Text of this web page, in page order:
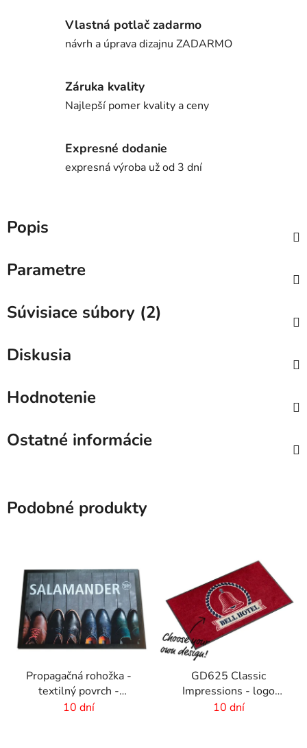
Vlastná potlač zadarmo
návrh a úprava dizajnu ZADARMO
Záruka kvality
Najlepší pomer kvality a ceny
Expresné dodanie
expresná výroba už od 3 dní
Popis
Parametre
Súvisiace súbory (2)
Diskusia
Hodnotenie
Ostatné informácie
Podobné produkty
Propagačná rohožka -
textilný povrch -
85x120 cm
10 dní
GD625 Classic
Impressions - logo
rohož s HD potlačou - 6
10 dní